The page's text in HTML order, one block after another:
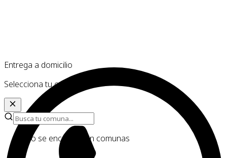
Entrega a domicilio
Selecciona tu comuna
No se encontraron comunas